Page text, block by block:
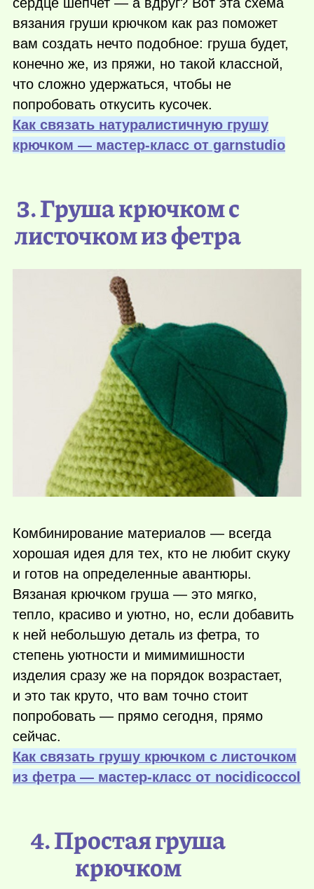
вязания груши крючком как раз поможет
вам создать нечто подобное: груша будет,
конечно же, из пряжи, но такой классной,
что сложно удержаться, чтобы не
попробовать откусить кусочек.
Как связать натуралистичную грушу
крючком — мастер-класс от garnstudio
3. Груша крючком с
листочком из фетра
Комбинирование материалов — всегда
хорошая идея для тех, кто не любит скуку
и готов на определенные авантюры.
Вязаная крючком груша — это мягко,
тепло, красиво и уютно, но, если добавить
к ней небольшую деталь из фетра, то
степень уютности и мимимишности
изделия сразу же на порядок возрастает,
и это так круто, что вам точно стоит
попробовать — прямо сегодня, прямо
сейчас.
Как связать грушу крючком с листочком
из фетра — мастер-класс от nocidicoccol
4. Простая груша
крючком